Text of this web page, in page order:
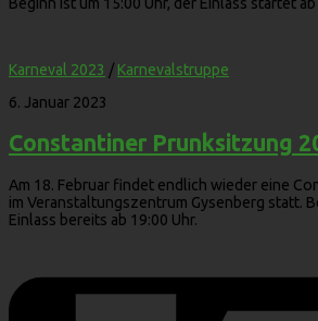
Beginn ist um 15:00 Uhr, der Einlass startet ab
Karneval 2023 / Karnevalstruppe
6. Januar 2023
Constantiner Prunksitzung
Am 18. Februar findet endlich wieder eine
im Veranstaltungszentrum Gysenberg statt.
Einlass bereits ab 19:00 Uhr.